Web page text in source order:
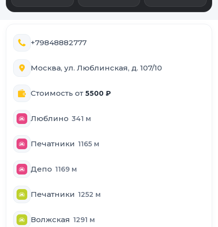
+79848882777
Москва, ул. Люблинская, д. 107/10
Стоимость от 5500 ₽
Люблино 341 м
Печатники 1165 м
Депо 1169 м
Печатники 1252 м
Волжская 1291 м